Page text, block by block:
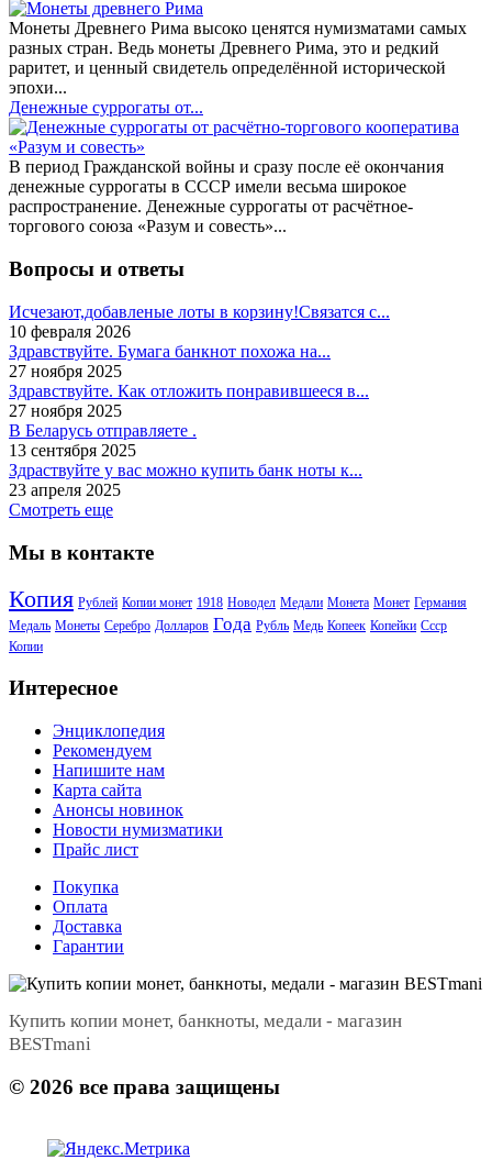
Монеты Древнего Рима высоко ценятся нумизматами самых
разных стран. Ведь монеты Древнего Рима, это и редкий
раритет, и ценный свидетель определённой исторической
эпохи...
Денежные суррогаты от...
В период Гражданской войны и сразу после её окончания
денежные суррогаты в СССР имели весьма широкое
распространение. Денежные суррогаты от расчётное-
торгового союза «Разум и совесть»...
Вопросы и ответы
Исчезают,добавленые лоты в корзину!Связатся с...
10 февраля 2026
Здравствуйте. Бумага банкнот похожа на...
27 ноября 2025
Здравствуйте. Как отложить понравившееся в...
27 ноября 2025
В Беларусь отправляете .
13 сентября 2025
Здраствуйте у вас можно купить банк ноты к...
23 апреля 2025
Смотреть еще
Мы в контакте
Копия Рублей Копии монет 1918 Новодел Медали Монета Монет Германия
Медаль Монеты Серебро Долларов Года Рубль Медь Копеек Копейки Ссср
Копии
Интересное
Энциклопедия
Рекомендуем
Напишите нам
Карта сайта
Анонсы новинок
Новости нумизматики
Прайс лист
Покупка
Оплата
Доставка
Гарантии
Купить копии монет, банкноты, медали - магазин
BESTmani
© 2026 все права защищены